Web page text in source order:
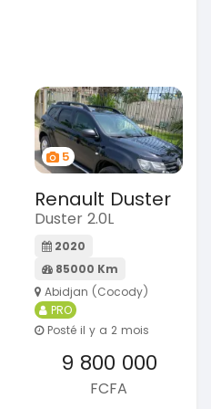
5
Renault Duster
Duster 2.0L
2020
85000 Km
Abidjan (Cocody)
PRO
Posté il y a 2 mois
9 800 000
FCFA